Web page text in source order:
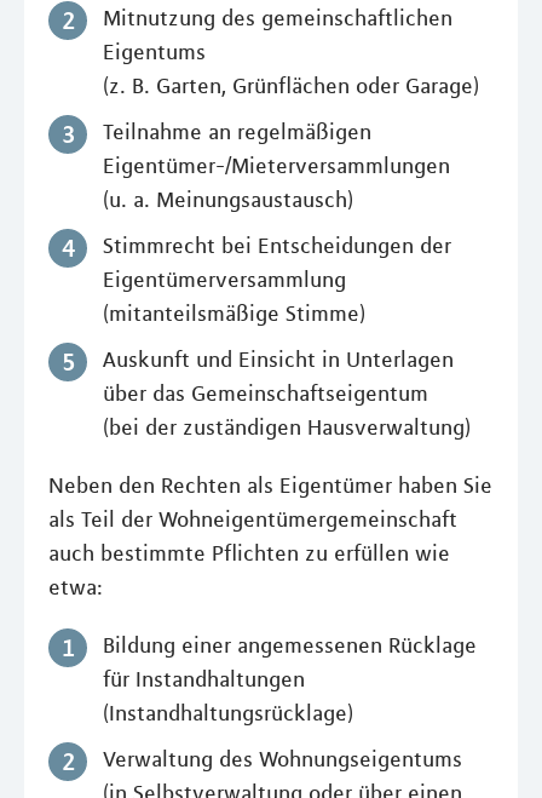
Mitnutzung des gemeinschaftlichen
Eigentums
(z. B. Garten, Grünflächen oder Garage)
Teilnahme an regelmäßigen
Eigentümer-/Mieterversammlungen
(u. a. Meinungsaustausch)
Stimmrecht bei Entscheidungen der
Eigentümerversammlung
(mitanteilsmäßige Stimme)
Auskunft und Einsicht in Unterlagen
über das Gemeinschaftseigentum
(bei der zuständigen Hausverwaltung)
Neben den Rechten als Eigentümer haben Sie
als Teil der Wohneigentümergemeinschaft
auch bestimmte Pflichten zu erfüllen wie
etwa:
Bildung einer angemessenen Rücklage
für Instandhaltungen
(Instandhaltungsrücklage)
Verwaltung des Wohnungseigentums